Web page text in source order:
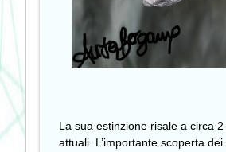
La sua estinzione risale a circa
attuali. L’importante scoperta